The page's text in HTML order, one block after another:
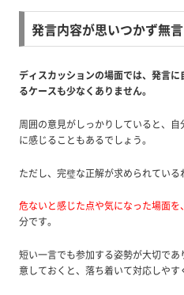
発言内容が思いつかず無
ディスカッションの場面では、発言
るケースも少なくありません。
周囲の意見がしっかりしていると、
に感じることもあるでしょう。
ただし、完璧な正解が求められている
危ないと感じた点や気になった場面
分です。
短い一言でも参加する姿勢が大切で
意しておくと、落ち着いて対応しやす